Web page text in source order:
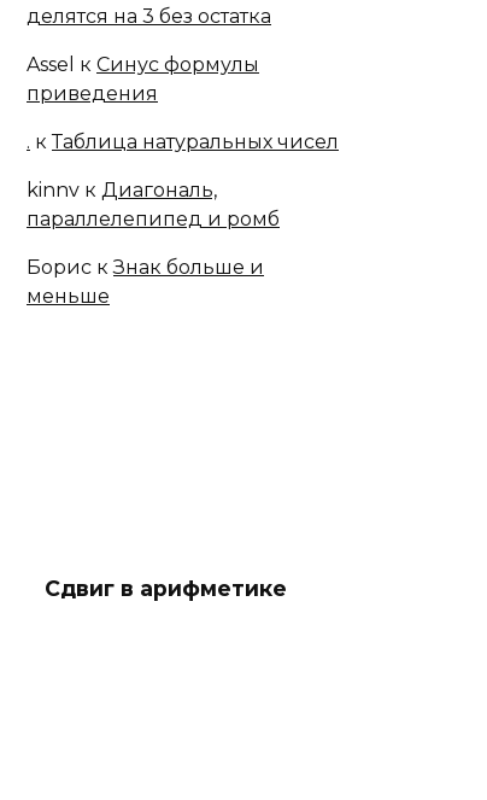
делятся на 3 без остатка
Assel к Синус формулы
приведения
. кТаблица натуральных чисел
kinnv к Диагональ,
параллелепипед и ромб
Борис кЗнак больше и
меньше
Сдвиг в арифметике